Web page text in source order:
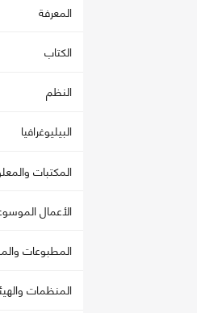
المعرفة
الكتاب
النظم
البيليوغرافيا
المكتبات
الأعمال
المطبوعات
المنظمات